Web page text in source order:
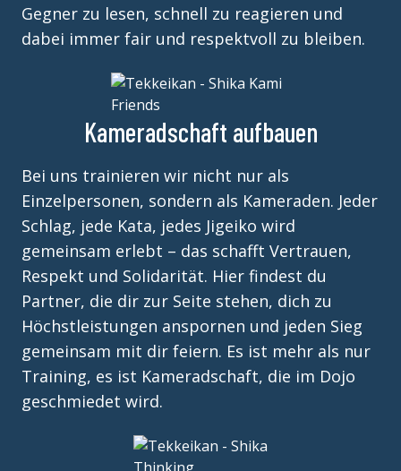
Gegner zu lesen, schnell zu reagieren und
dabei immer fair und respektvoll zu bleiben.
Kameradschaft aufbauen
Bei uns trainieren wir nicht nur als
Einzelpersonen, sondern als Kameraden. Jeder
Schlag, jede Kata, jedes Jigeiko wird
gemeinsam erlebt – das schafft Vertrauen,
Respekt und Solidarität. Hier findest du
Partner, die dir zur Seite stehen, dich zu
Höchstleistungen anspornen und jeden Sieg
gemeinsam mit dir feiern. Es ist mehr als nur
Training, es ist Kameradschaft, die im Dojo
geschmiedet wird.